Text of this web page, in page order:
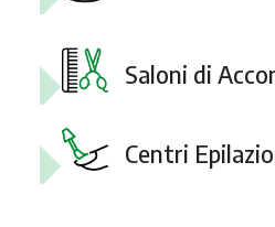
Saloni di
Centri